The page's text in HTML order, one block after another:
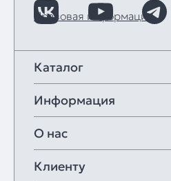
Правовая информация
Каталог
Информация
О нас
Клиенту